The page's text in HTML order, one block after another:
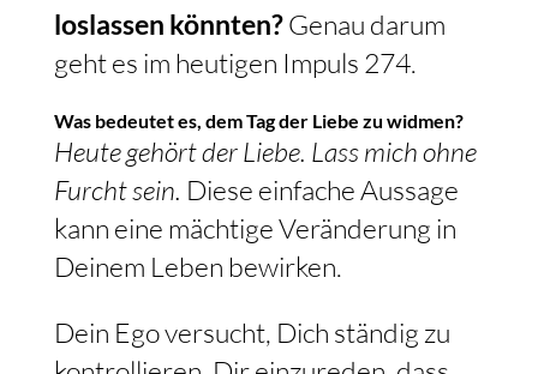
loslassen könnten?Genau darum
geht es im heutigen Impuls 274.
Was bedeutet es, dem Tag der Liebe zu widmen?
Heute gehört der Liebe. Lass mich ohne
Furcht sein. Diese einfache Aussage
kann eine mächtige Veränderung in
Deinem Leben bewirken.
Dein Ego versucht, Dich ständig zu